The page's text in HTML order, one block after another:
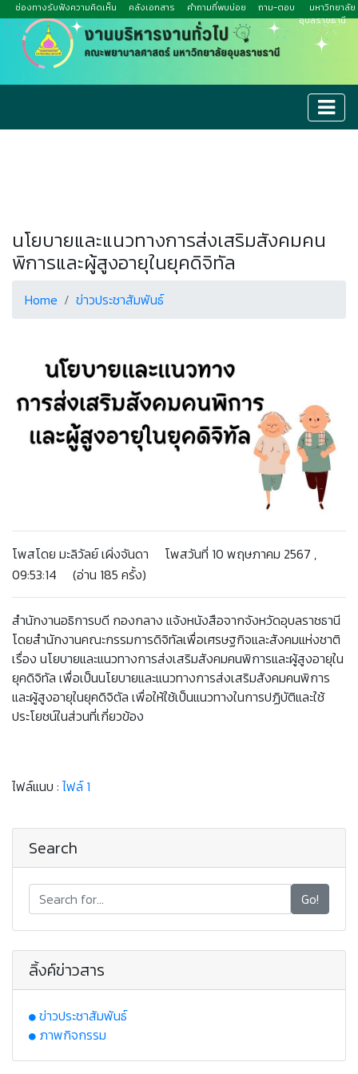
ช่องทางรับฟังความคิดเห็น คลังเอกสาร คำถามที่พบบ่อย ถาม-ตอบ
มหาวิทยาลัย
อุบลราชธานี
นโยบายและแนวทางการส่งเสริมสังคมคน
พิการและผู้สูงอายุในยุคดิจิทัล
Home ข่าวประชาสัมพันธ์
โพสโดย มะลิวัลย์ เผิ่งจันดา โพสวันที่ 10 พฤษภาคม 2567 ,
09:53:14 (อ่าน 185 ครั้ง)
สำนักงานอธิการบดี กองกลาง แจ้งหนังสือจากจังหวัดอุบลราชธานี
โดยสำนักงานคณะกรรมการดิจิทัลเพื่อเศรษฐกิจและสังคมแห่งชาติ
เรื่อง นโยบายและแนวทางการส่งเสริมสังคมคนพิการและผู้สูงอายุใน
ยุคดิจิทัล เพื่อเป็นนโยบายและแนวทางการส่งเสริมสังคมคนพิการ
และผู้สูงอายุในยุคดิจิตัล เพื่อให้ใช้เป็นแนวทางในการปฏิบัติและใช้
ประโยชน์ในส่วนที่เกี่ยวข้อง
ไฟล์แนบ : ไฟล์ 1
Search
Go!
ลิ้งค์ข่าวสาร
ข่าวประชาสัมพันธ์
ภาพกิจกรรม